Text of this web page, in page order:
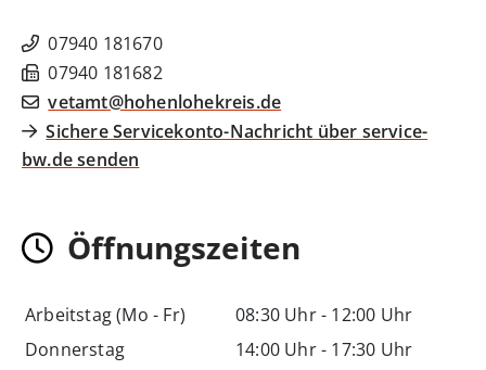
07940 181670
07940 181682
vetamt@hohenlohekreis.de
Sichere Servicekonto-Nachricht über service-
bw.de senden
Öffnungszeiten
Arbeitstag (Mo - Fr) 08:30 Uhr- 12:00 Uhr
Donnerstag
14:00 Uhr- 17:30 Uhr